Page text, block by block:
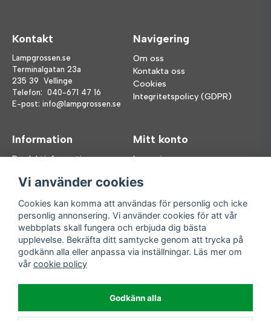
Kontakt
Lampgrossen.se
Terminalgatan 23a
235 39 Vellinge
Telefon: 040-671 47 16
E-post: info@lampgrossen.se
Navigering
Om oss
Kontakta oss
Cookies
Integritetspolicy (GDPR)
Information
Produktinformation
FAQ
Mitt konto
Logga in
Glömt lösenord?
Följ oss
Facebook
Instagram
Handla enkelt
Enkla leveranser
Vi använder cookies
Cookies kan komma att användas för personlig och icke
personlig annonsering. Vi använder cookies för att vår
webbplats skall fungera och erbjuda dig bästa
upplevelse. Bekräfta ditt samtycke genom att trycka på
godkänn alla eller anpassa via inställningar. Läs mer om
vår cookie policy
Godkänn alla